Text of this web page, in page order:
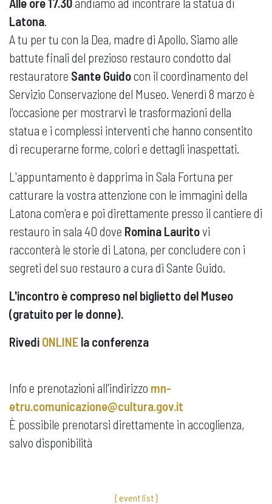
Latona.
A tu per tu con la Dea, madre di Apollo. Siamo alle
battute finali del prezioso restauro condotto dal
restauratore Sante Guidocon il coordinamento del
Servizio Conservazione del Museo. Venerdì 8 marzo è
l'occasione per mostrarvi le trasformazioni della
statua e i complessi interventi che hanno consentito
di recuperarne forme, colori e dettagli inaspettati.
L'appuntamento è dapprima in Sala Fortuna per
catturare la vostra attenzione con le immagini della
Latona com'era e poi direttamente presso il cantiere di
restauro in sala 40 dove Romina Lauritovi
racconterà le storie di Latona, per concludere con i
segreti del suo restauro a cura di Sante Guido.
L'incontro è compreso nel biglietto del Museo
(gratuito per le donne).
Rivedi ONLINE la conferenza
Info e prenotazioni all'indirizzo mn-
etru.comunicazione@cultura.gov.it
È possibile prenotarsi direttamente in accoglienza,
salvo disponibilità
{ event list }